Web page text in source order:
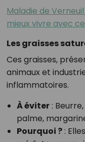
Maladie de
mieux vivre avec
Les graisses
Ces graisses,
animaux et
inflammatoires.
À éviter:
palme,
Pourquoi ?: